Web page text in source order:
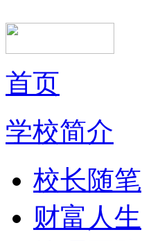
首页
学校简介
校长随笔
财富人生